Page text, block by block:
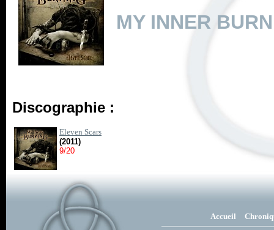
MY INNER
Discographie :
Eleven Scars
(2011)
9/20
Accueil